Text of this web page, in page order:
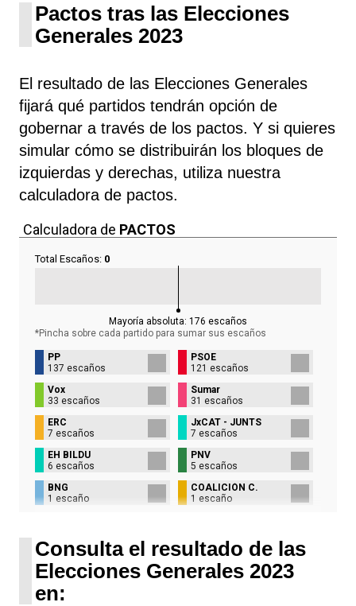
Pactos tras las Elecciones
Generales 2023
El resultado de las Elecciones Generales
fijará qué partidos tendrán opción de
gobernar a través de los pactos. Y si quieres
simular cómo se distribuirán los bloques de
izquierdas y derechas, utiliza nuestra
calculadora de pactos.
Calculadora de PACTOS
Total Escaños: 0
Mayoría absoluta: 176 escaños
*Pincha sobre cada partido para sumar sus escaños
PP
137 escaños
PSOE
121 escaños
Vox
33 escaños
Sumar
31 escaños
ERC
7 escaños
JxCAT - JUNTS
7 escaños
EH BILDU
6 escaños
PNV
5 escaños
BNG
1 escaño
COALICIÓN C.
1 escaño
Consulta el resultado de las
Elecciones Generales 2023
en: